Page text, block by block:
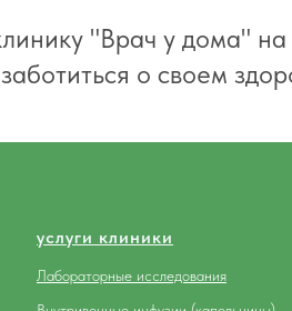
"Врач у дома"
о своем
услуги клиники
Лабораторные исследования